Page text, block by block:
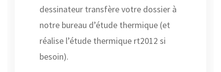
dessinateur transfère votre dossier à
notre bureau d’étude thermique (et
réalise l’étude thermique rt2012 si
besoin).